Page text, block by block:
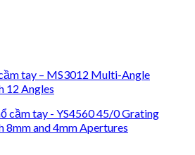
tay – MS3012 Multi-Angle
12 Angles